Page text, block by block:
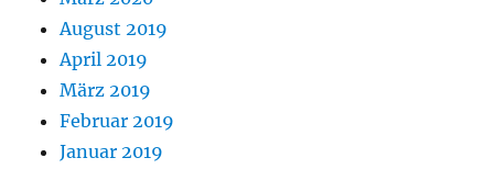
August 2019
April 2019
März 2019
Februar 2019
Januar 2019